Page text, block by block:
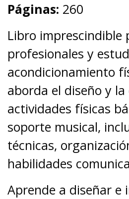
Páginas: 260
Libro imprescindible
profesionales y
acondicionamiento
aborda el diseño y
actividades físicas
soporte musical,
técnicas,
habilidades
Aprende a diseñar e